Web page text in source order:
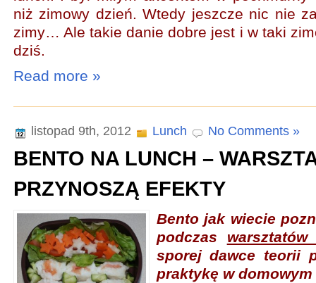
niż zimowy dzień. Wtedy jeszcze nic nie
zimy… Ale takie danie dobre jest i w taki
dziś.
Read more »
listopad 9th, 2012 Lunch No Comments »
BENTO NA LUNCH –
PRZYNOSZĄ EFEKTY
Bento jak wiecie
podczas
sporej dawce teorii
praktykę w domowym